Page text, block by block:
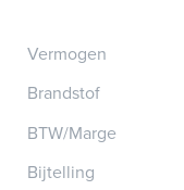
Vermogen
Brandstof
BTW/Marge
Bijtelling